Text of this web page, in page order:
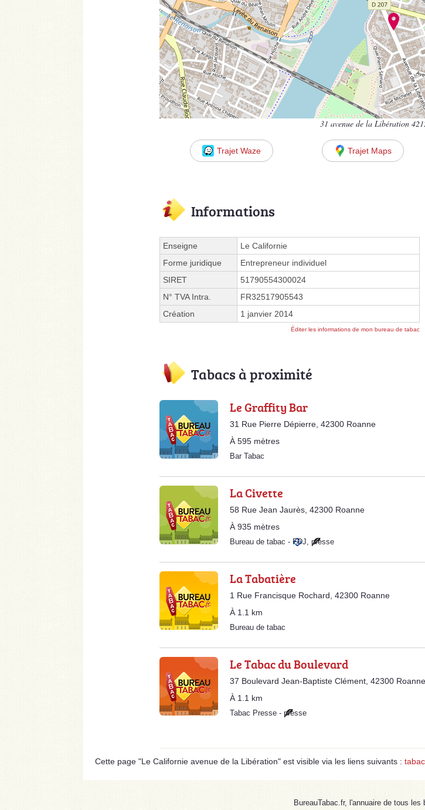
31 avenue de la Libération
Trajet Waze Trajet Maps
Informations
Enseigne
Le Californie
Forme juridique
Entrepreneur individuel
SIRET
51790554300024
N° TVA Intra.
FR32517905543
Création
1 janvier 2014
Éditer les informations de mon bureau de tabac
Tabacs à proximité
Le Graffity Bar
31 Rue Pierre Dépierre, 42300 Roanne
À 595 mètres
Bar Tabac
La Civette
58 Rue Jean Jaurès, 42300 Roanne
À 935 mètres
Bureau de tabac - FDJ, presse
La Tabatière
1 Rue Francisque Rochard, 42300 Roanne
À 1.1 km
Bureau de tabac
Le Tabac du Boulevard
37 Boulevard Jean-Baptiste Clément, 42300 Roanne
À 1.1 km
Tabac Presse - presse
Cette page "Le Californie avenue de la Libération" est visible via les liens suivants :
BureauTabac.fr, l'annuaire de tous les